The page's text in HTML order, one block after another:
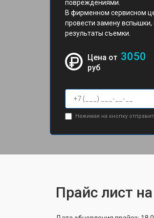
повреждениями.
В фирменном сервисном
провести замену
результаты съемки.
Цена от 3050
руб
Нажимая на кнопку
Прайс лист